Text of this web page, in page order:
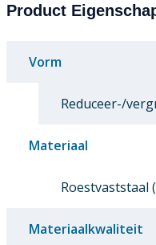
Product
Vorm
Reduceer-/
Materiaal
Roestvaststaal
Materiaalkwaliteit